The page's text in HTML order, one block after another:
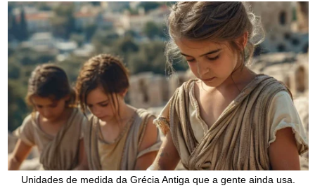
Unidades de medida da Grécia Antiga que a gente ainda usa.